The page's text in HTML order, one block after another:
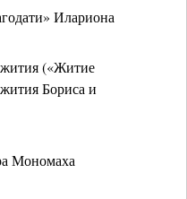
Илариона
(«Житие
Бориса и
Мономаха